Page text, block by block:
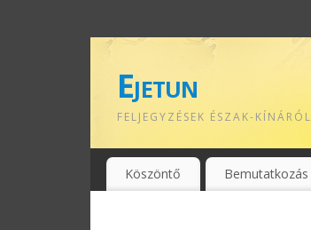
Ejetun
FELJEGYZÉSEK ÉSZAK-KÍNÁRÓL
Köszöntő Bemutatkozás